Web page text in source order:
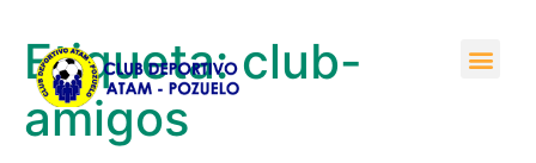
Etiqueta:club-
amigos